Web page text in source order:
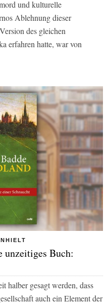
und kulturelle
Ablehnung dieser
des gleichen
erfahren hatte, war von
unzeitiges Buch:
halber gesagt werden, dass
auch ein Element der